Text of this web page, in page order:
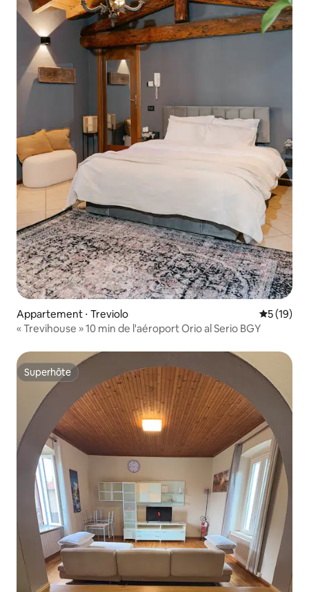
Appartement ⋅ Treviolo
5 (19)
« Trevihouse » 10 min de l'aéroport Orio al Serio BGY
Superhôte
Superhôte